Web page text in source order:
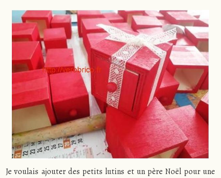
Je voulais ajouter des petits lutins et un père Noël pour une